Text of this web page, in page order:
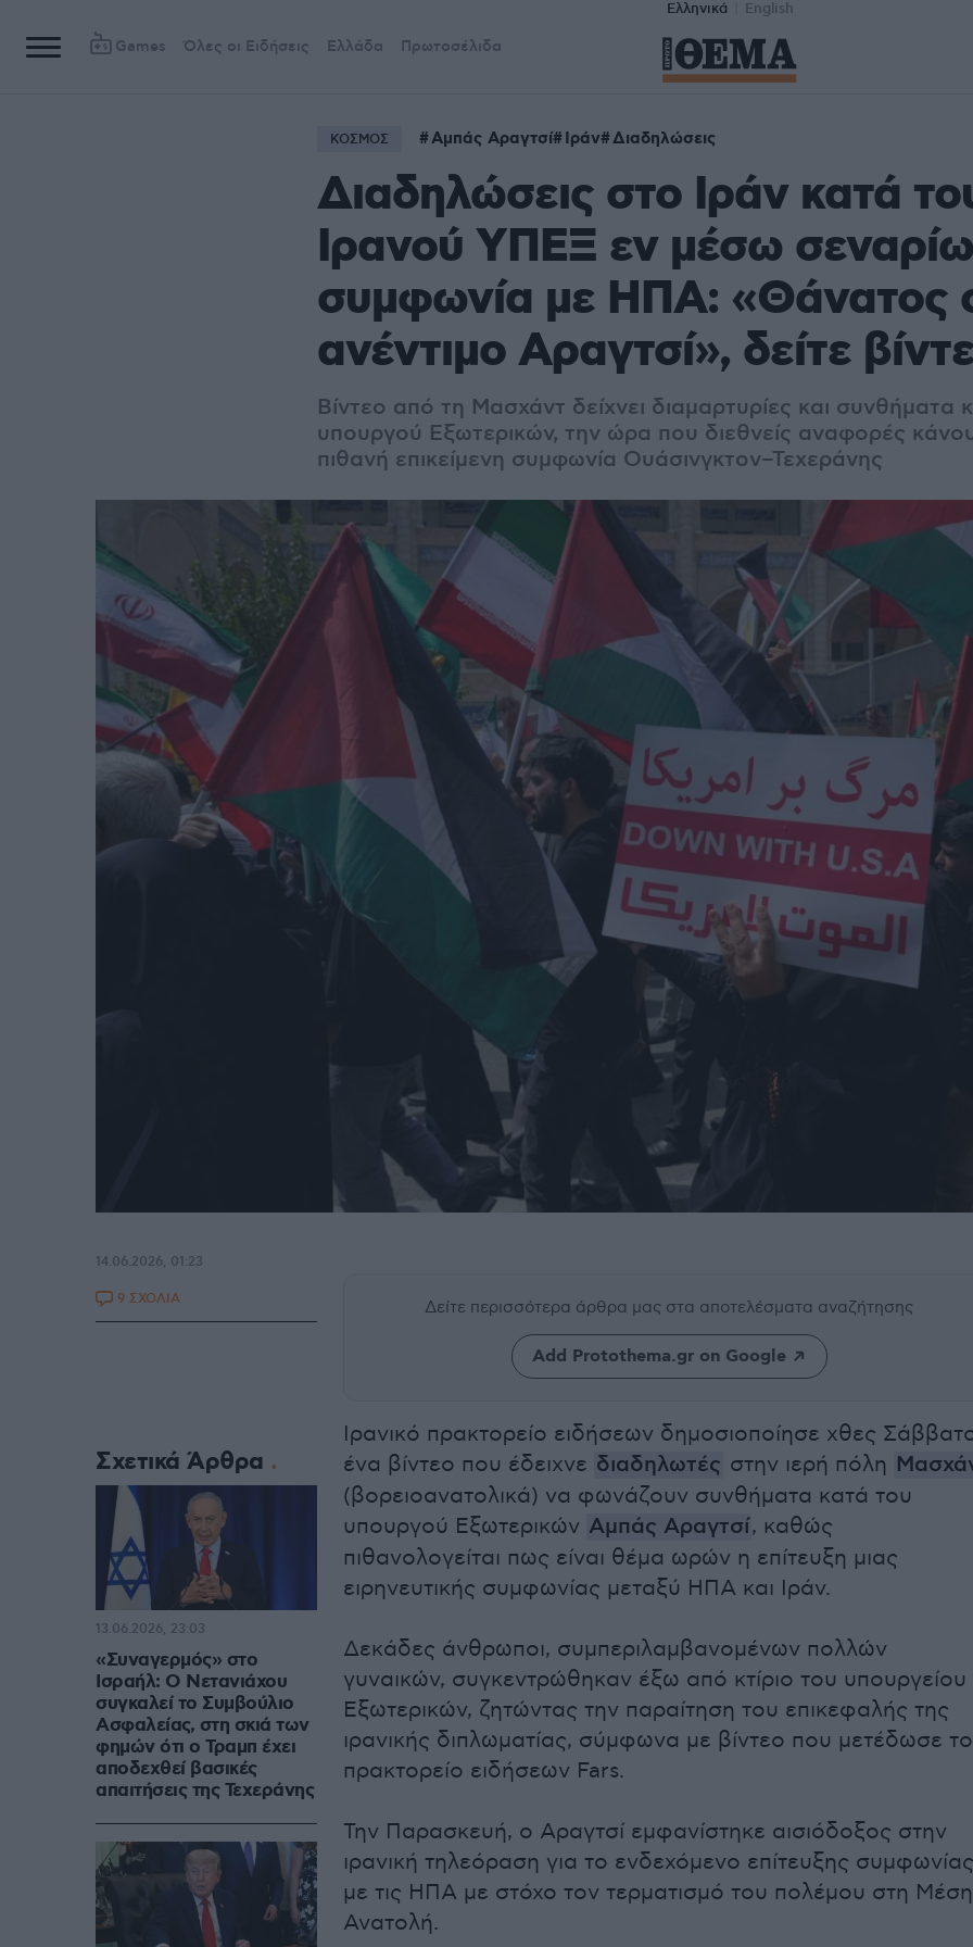
Ελληνικά English
Games Όλες οι Ειδήσεις Ελλάδα Πρωτοσέλιδα
ΚΟΣΜΟΣ Αμπάς Αραγτσί Ιράν Διαδηλώσεις
Διαδηλώσεις στο Ιράν κατά
Ιρανού ΥΠΕΞ εν μέσω
συμφωνία με ΗΠΑ: «Θάνατος
ανέντιμο Αραγτσί», δείτε
Βίντεο από τη Μασχάντ δείχνει διαμαρτυρίες και συνθήματα
υπουργού Εξωτερικών, την ώρα που διεθνείς αναφορές
πιθανή επικείμενη συμφωνία Ουάσινγκτον–Τεχεράνης
Δείτε περισσότερα άρθρα μας στα αποτελέσματα αναζήτησης
Add Protothema.gr on Google
Ιρανικό πρακτορείο ειδήσεων δημοσιοποίησε χθες
ένα βίντεο που έδειχνε διαδηλωτές στην ιερή πόλη
(βορειοανατολικά) να φωνάζουν συνθήματα κατά του
υπουργού Εξωτερικών Αμπάς Αραγτσί, καθώς
πιθανολογείται πως είναι θέμα ωρών η επίτευξη μιας
ειρηνευτικής συμφωνίας μεταξύ ΗΠΑ και Ιράν.
Δεκάδες άνθρωποι, συμπεριλαμβανομένων πολλών
γυναικών, συγκεντρώθηκαν έξω από κτίριο του υπουργείου
Εξωτερικών, ζητώντας την παραίτηση του επικεφαλής της
ιρανικής διπλωματίας, σύμφωνα με βίντεο που μετέδωσε το
πρακτορείο ειδήσεων Fars.
Την Παρασκευή, ο Αραγτσί εμφανίστηκε αισιόδοξος στην
ιρανική τηλεόραση για το ενδεχόμενο επίτευξης συμφωνίας
με τις ΗΠΑ με στόχο τον τερματισμό του πολέμου στη Μέση
Ανατολή.
14.06.2026, 01:23
9 ΣΧΟΛΙΑ
Σχετικά Άρθρα
«Συναγερμός» στο
Ισραήλ: Ο Νετανιάχου
συγκαλεί το Συμβούλιο
Ασφαλείας, στη σκιά των
φημών ότι ο Τραμπ έχει
αποδεχθεί βασικές
απαιτήσεις της Τεχεράνης
13.06.2026, 23:03